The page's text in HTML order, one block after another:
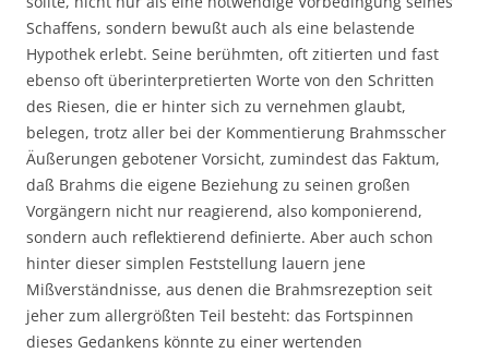
Schaffens, sondern bewußt auch als eine belastende
Hypothek erlebt. Seine berühmten, oft zitierten und fast
ebenso oft überinterpretierten Worte von den Schritten
des Riesen, die er hinter sich zu vernehmen glaubt,
belegen, trotz aller bei der Kommentierung Brahmsscher
Äußerungen gebotener Vorsicht, zumindest das Faktum,
daß Brahms die eigene Beziehung zu seinen großen
Vorgängern nicht nur reagierend, also komponierend,
sondern auch reflektierend definierte. Aber auch schon
hinter dieser simplen Feststellung lauern jene
Mißverständnisse, aus denen die Brahmsrezeption seit
jeher zum allergrößten Teil besteht: das Fortspinnen
dieses Gedankens könnte zu einer wertenden